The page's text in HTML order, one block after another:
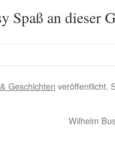
Spaß an dieser
Geschichten veröffentlicht.
Wilhelm